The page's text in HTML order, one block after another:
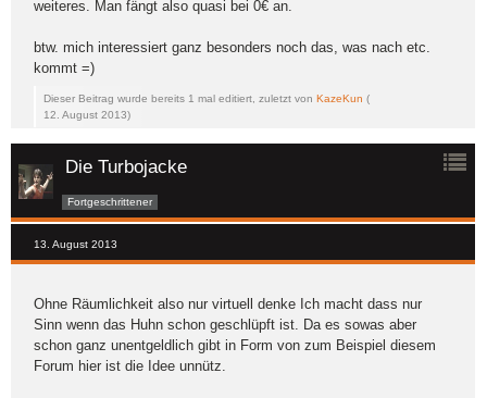
weiteres. Man fängt also quasi bei 0€ an.
btw. mich interessiert ganz besonders noch das, was nach etc.
kommt =)
Dieser Beitrag wurde bereits 1 mal editiert, zuletzt von KazeKun (
12. August 2013)
Die Turbojacke
Fortgeschrittener
13. August 2013
Ohne Räumlichkeit also nur virtuell denke Ich macht dass nur
Sinn wenn das Huhn schon geschlüpft ist. Da es sowas aber
schon ganz unentgeldlich gibt in Form von zum Beispiel diesem
Forum hier ist die Idee unnütz.